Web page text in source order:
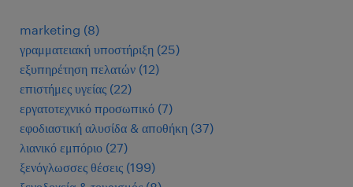
marketing (8)
γραμματειακή υποστήριξη (25)
εξυπηρέτηση πελατών (12)
επιστήμες υγείας (22)
εργατοτεχνικό προσωπικό (7)
εφοδιαστική αλυσίδα & αποθήκη (37)
λιανικό εμπόριο (27)
ξενόγλωσσες θέσεις (199)